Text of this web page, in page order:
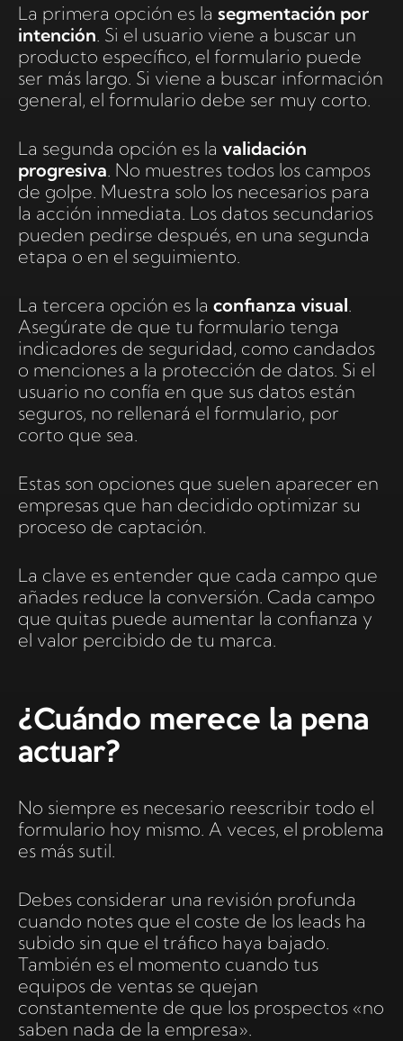
La primera opción es la segmentación por
intención . Si el usuario viene a buscar un
producto específico, el formulario puede
ser más largo. Si viene a buscar información
general, el formulario debe ser muy corto.
La segunda opción es la validación
progresiva . No muestres todos los campos
de golpe. Muestra solo los necesarios para
la acción inmediata. Los datos secundarios
pueden pedirse después, en una segunda
etapa o en el seguimiento.
La tercera opción es la confianza visual
Asegúrate de que tu formulario tenga
indicadores de seguridad, como candados
o menciones a la protección de datos. Si el
usuario no confía en que sus datos están
seguros, no rellenará el formulario, por
corto que sea.
Estas son opciones que suelen aparecer en
empresas que han decidido optimizar su
proceso de captación.
La clave es entender que cada campo que
añades reduce la conversión. Cada campo
que quitas puede aumentar la confianza y
el valor percibido de tu marca.
¿Cuándo merece la pena
actuar?
No siempre es necesario reescribir todo el
formulario hoy mismo. A veces, el problema
es más sutil.
Debes considerar una revisión profunda
cuando notes que el coste de los leads ha
subido sin que el tráfico haya bajado.
También es el momento cuando tus
equipos de ventas se quejan
constantemente de que los prospectos «no
saben nada de la empresa».